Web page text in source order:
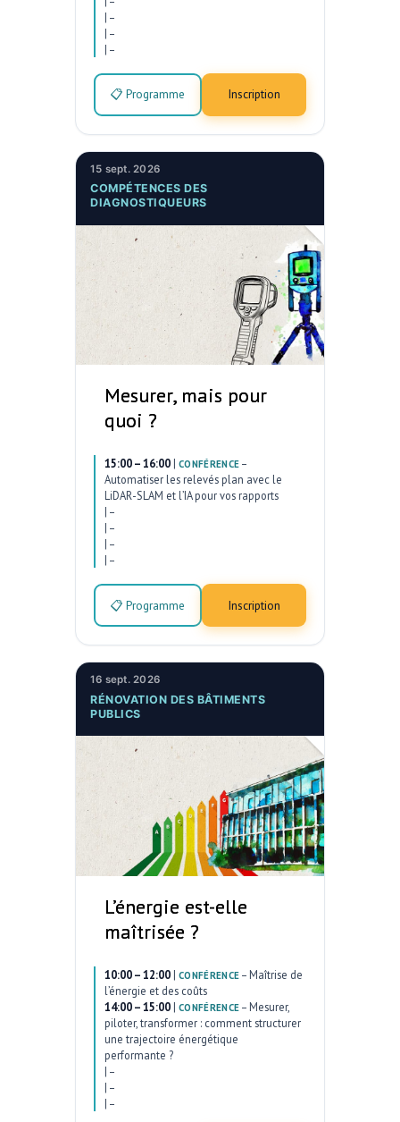
| –
| –
| –
📋 Programme Inscription
15 sept. 2026
COMPÉTENCES DES
DIAGNOSTIQUEURS
Mesurer, mais pour
quoi ?
15:00 – 16:00 | CONFÉRENCE –
Automatiser les relevés plan avec le
LiDAR-SLAM et l’IA pour vos rapports
| –
| –
| –
| –
📋 Programme Inscription
16 sept. 2026
RÉNOVATION DES BÂTIMENTS
PUBLICS
L’énergie est-elle
maîtrisée ?
10:00 – 12:00 | CONFÉRENCE – Maîtrise de
l’énergie et des coûts
14:00 – 15:00 | CONFÉRENCE – Mesurer,
piloter, transformer : comment structurer
une trajectoire énergétique
performante ?
| –
| –
| –